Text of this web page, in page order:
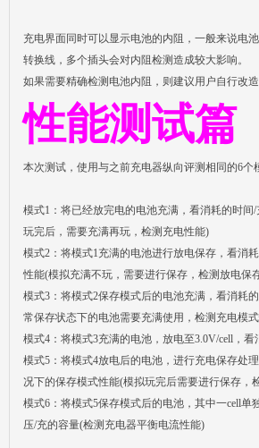
充电界面同时可以显示电池的内阻，一般来说电
转换线，多个插头会对内阻检测造成较大影响。
如果需要精确检测电池内阻，则建议用户自行改
性能测试篇
本次测试，使用与之前充电器纵向评测相同的6个
模式1：将已经放完电的电池充满，看消耗的时
玩完后，需要充满再玩，检测充电性能)
模式2：将模式1充满的电池进行放电保存，看消
性能(模拟充满不玩，需要进行保存，检测放电保
模式3：将模式2保存模式后的电池充满，看消耗
常保存状态下的电池需要充满使用，检测充电模
模式4：将模式3充满的电池，放电至3.0V/cell，
模式5：将模式4放电后的电池，进行充电保存处
况下的保存模式性能(模拟玩完后需要进行保存，
模式6：将模式5保存模式后的电池，其中一cell
压/充的容量(检测充电器平衡电流性能)